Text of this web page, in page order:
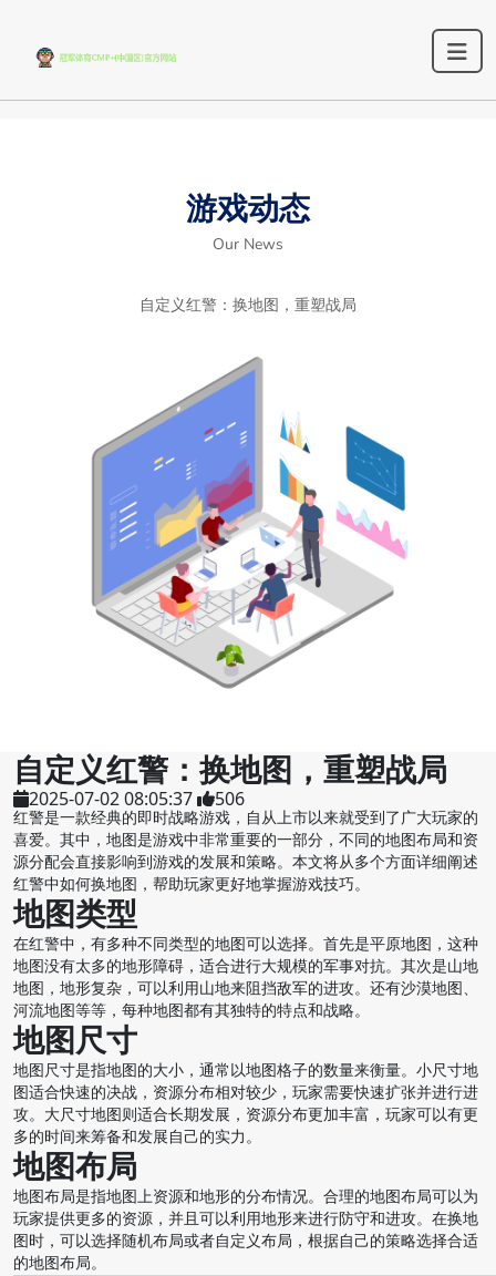
游戏动态
Our News
自定义红警：换地图，重塑战局
自定义红警：换地图，重塑战局
2025-07-02 08:05:37 506
红警是一款经典的即时战略游戏，自从上市以来就受到了广大玩家的
喜爱。其中，地图是游戏中非常重要的一部分，不同的地图布局和资
源分配会直接影响到游戏的发展和策略。本文将从多个方面详细阐述
红警中如何换地图，帮助玩家更好地掌握游戏技巧。
地图类型
在红警中，有多种不同类型的地图可以选择。首先是平原地图，这种
地图没有太多的地形障碍，适合进行大规模的军事对抗。其次是山地
地图，地形复杂，可以利用山地来阻挡敌军的进攻。还有沙漠地图、
河流地图等等，每种地图都有其独特的特点和战略。
地图尺寸
地图尺寸是指地图的大小，通常以地图格子的数量来衡量。小尺寸地
图适合快速的决战，资源分布相对较少，玩家需要快速扩张并进行进
攻。大尺寸地图则适合长期发展，资源分布更加丰富，玩家可以有更
多的时间来筹备和发展自己的实力。
地图布局
地图布局是指地图上资源和地形的分布情况。合理的地图布局可以为
玩家提供更多的资源，并且可以利用地形来进行防守和进攻。在换地
图时，可以选择随机布局或者自定义布局，根据自己的策略选择合适
的地图布局。